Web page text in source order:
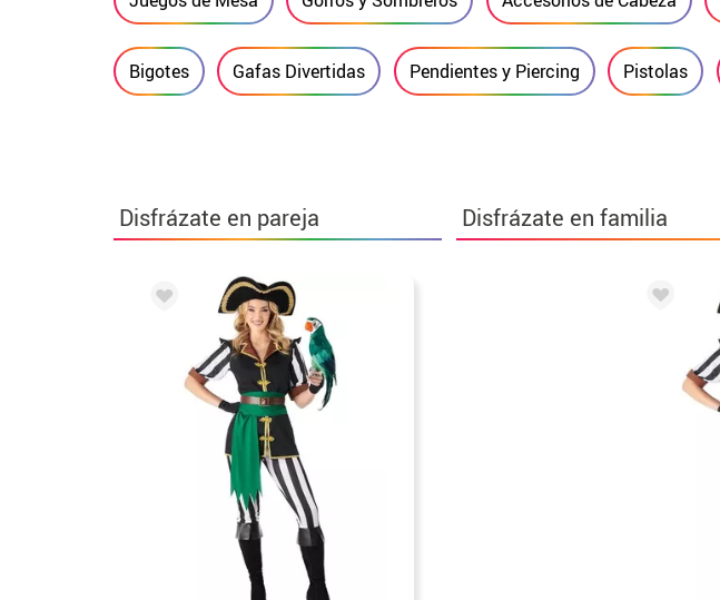
Bigotes Gafas Divertidas Pendientes y Piercing Pistolas
Disfrázate en pareja Disfrázate en familia